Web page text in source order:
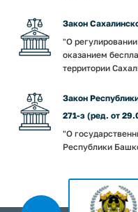
Закон
"О
оказанием
территории
Закон
271-з (ред. от
"О
Республики